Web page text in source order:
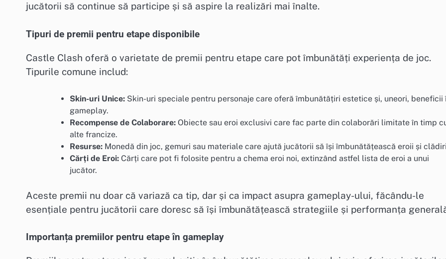
jucătorii să continue să participe și să aspire la realizări mai înalte.
Tipuri de premii pentru etape disponibile
Castle Clash oferă o varietate de premii pentru etape care pot îmbunătăți experiența de joc.
Tipurile comune includ:
Skin-uri Unice: Skin-uri speciale pentru personaje care oferă îmbunătățiri estetice și, uneori, beneficii
gameplay.
Recompense de Colaborare: Obiecte sau eroi exclusivi care fac parte din colaborări limitate în timp
alte francize.
Resurse: Monedă din joc, gemuri sau materiale care ajută jucătorii să își îmbunătățească eroii și
Cărți de Eroi: Cărți care pot fi folosite pentru a chema eroi noi, extinzând astfel lista de eroi a unui
jucător.
Aceste premii nu doar că variază ca tip, dar și ca impact asupra gameplay-ului, făcându-le
esențiale pentru jucătorii care doresc să își îmbunătățească strategiile și performanța
Importanța premiilor pentru etape în gameplay